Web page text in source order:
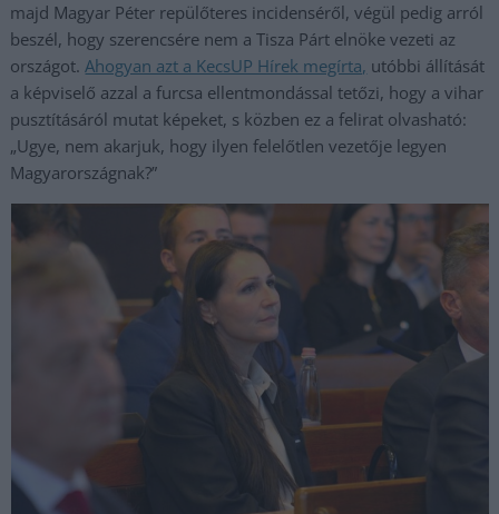
majd Magyar Péter repülőteres incidenséről, végül pedig arról
beszél, hogy szerencsére nem a Tisza Párt elnöke vezeti az
országot.Ahogyan azt a KecsUP Hírek megírta, utóbbi állítását
a képviselő azzal a furcsa ellentmondással tetőzi, hogy a vihar
pusztításáról mutat képeket, s közben ez a felirat olvasható:
„Ugye, nem akarjuk, hogy ilyen felelőtlen vezetője legyen
Magyarországnak?”